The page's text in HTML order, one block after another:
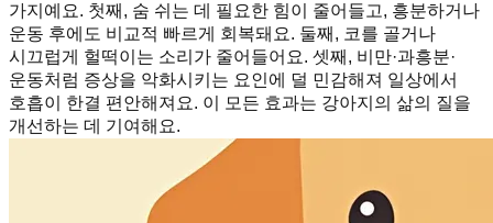
가지예요. 첫째, 숨 쉬는 데 필요한 힘이 줄어들고, 흥분하거나
운동 후에도 비교적 빠르게 회복돼요. 둘째, 코를 골거나
시끄럽게 헐떡이는 소리가 줄어들어요. 셋째, 비만·과흥분·
운동처럼 증상을 악화시키는 요인에 덜 민감해져 일상에서
호흡이 한결 편안해져요. 이 모든 효과는 강아지의 삶의 질을
개선하는 데 기여해요.